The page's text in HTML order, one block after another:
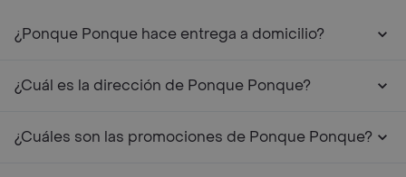
¿Ponque Ponque hace entrega a domicilio?
¿Cuál es la dirección de Ponque Ponque?
¿Cuáles son las promociones de Ponque Ponque?